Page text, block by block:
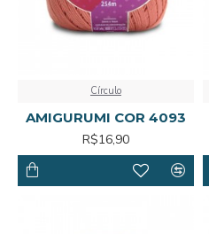
Círculo
AMIGURUMI COR 4093
R$16,90